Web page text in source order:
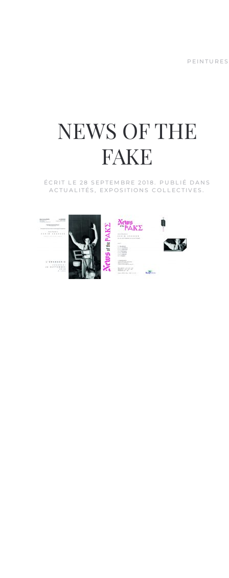
PEINTURES
NEWS OF THE
FAKE
ÉCRIT LE 28 SEPTEMBRE 2018. PUBLIÉ DANS
ACTUALITÉS, EXPOSITIONS COLLECTIVES.